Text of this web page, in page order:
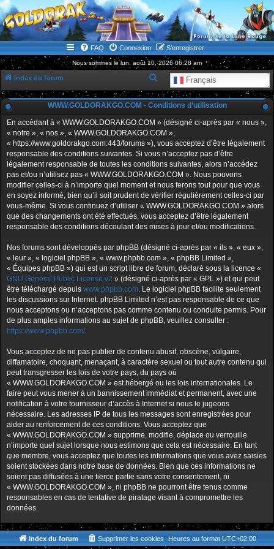
WWW.GOLDORAKGO.COM
le site de la Lune Rouge
FAQ Connexion S’enregistrer
Nous sommes le lun. août 10, 2026 06:28 am
Index du forum Français
e
c
h
e
r
c
e
r
WWW.GOLDORAKGO.COM - Conditions d’utilisation
En accédant à « WWW.GOLDORAKGO.COM » (désigné ci-après par « nous »,
« notre », « nos », « WWW.GOLDORAKGO.COM »,
« https://www.goldorakgo.com:443/forums »), vous acceptez d’être légalement
responsable des conditions suivantes. Si vous n’acceptez pas d’être
légalement responsable de toutes les conditions suivantes, alors n’accédez
pas et/ou n’utilisez pas « WWW.GOLDORAKGO.COM ». Nous pouvons
modifier celles-ci à n’importe quel moment et nous ferons tout pour que vous
en soyez informé, bien qu’il soit prudent de vérifier régulièrement celles-ci par
vous-même. Si vous continuez d’utiliser « WWW.GOLDORAKGO.COM » alors
que des changements ont été effectués, vous acceptez d’être légalement
responsable des conditions découlant des mises à jour et/ou modifications.
Nos forums sont développés par phpBB (désigné ci-après par « ils », « eux »,
« leur », « logiciel phpBB », « www.phpbb.com », « phpBB Limited »,
« Équipes phpBB ») qui est un script libre de forum, déclaré sous la licence «
GNU General Public License v2 » (désigné ci-après par « GPL ») et qui peut
être téléchargé depuis www.phpbb.com. Le logiciel phpBB facilite seulement
les discussions sur Internet. phpBB Limited n’est pas responsable de ce que
nous acceptons ou n’acceptons pas comme contenu ou conduite permis. Pour
de plus amples informations au sujet de phpBB, veuillez consulter :
https://www.phpbb.com/.
Vous acceptez de ne pas publier de contenu abusif, obscène, vulgaire,
diffamatoire, choquant, menaçant, à caractère sexuel ou tout autre contenu qui
peut transgresser les lois de votre pays, du pays où
« WWW.GOLDORAKGO.COM » est hébergé ou les lois internationales. Le
faire peut vous mener à un bannissement immédiat et permanent, avec une
notification à votre fournisseur d’accès à Internet si nous le jugeons
nécessaire. Les adresses IP de tous les messages sont enregistrées pour
aider au renforcement de ces conditions. Vous acceptez que
« WWW.GOLDORAKGO.COM » supprime, modifie, déplace ou verrouille
n’importe quel sujet lorsque nous estimons que cela est nécessaire. En tant
que membre, vous acceptez que toutes les informations que vous avez saisies
soient stockées dans notre base de données. Bien que ces informations ne
soient pas diffusées à une tierce partie sans votre consentement, ni
« WWW.GOLDORAKGO.COM », ni phpBB ne pourront être tenus comme
responsables en cas de tentative de piratage visant à compromettre les
données.
Index du forum Heures au format UTC+02:00
Supprimer les cookies